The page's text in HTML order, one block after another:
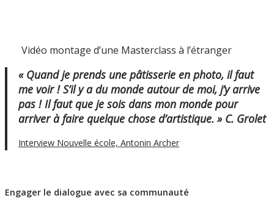
Vidéo montage d’une Masterclass à l’étranger
« Quand je prends une pâtisserie en photo, il faut
me voir ! S’il y a du monde autour de moi, j’y arrive
pas ! Il faut que je sois dans mon monde pour
arriver à faire quelque chose d’artistique. » C. Grolet
Interview Nouvelle école, Antonin Archer
Engager le dialogue avec sa communauté